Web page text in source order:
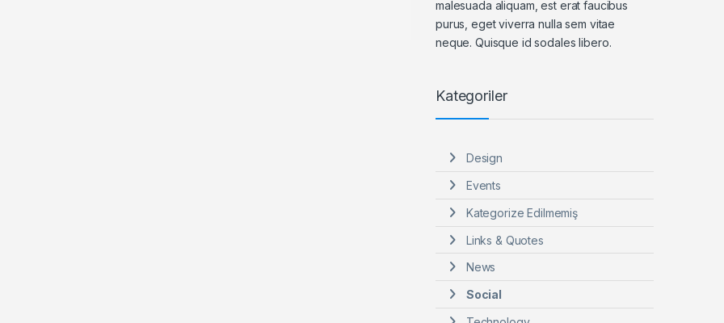
malesuada aliquam, est erat faucibus
purus, eget viverra nulla sem vitae
neque. Quisque id sodales libero.
Kategoriler
Design
Events
Kategorize Edilmemiş
Links & Quotes
News
Social